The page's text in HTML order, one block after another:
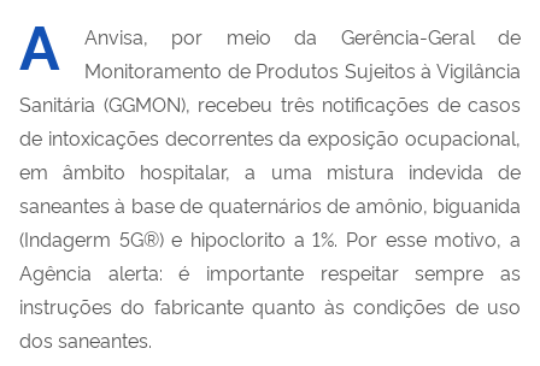
A
Anvisa, por meio da Gerência-Geral de
Monitoramento de Produtos Sujeitos à Vigilância
Sanitária (GGMON), recebeu três notificações de casos
de intoxicações decorrentes da exposição ocupacional,
em âmbito hospitalar, a uma mistura indevida de
saneantes à base de quaternários de amônio, biguanida
(Indagerm 5G®) e hipoclorito a 1%. Por esse motivo, a
Agência alerta: é importante respeitar sempre as
instruções do fabricante quanto às condições de uso
dos saneantes.